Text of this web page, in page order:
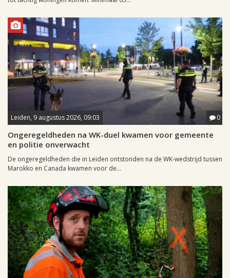
Leiden, 9 augustus 2026, 09:03 0
Ongeregeldheden na WK-duel kwamen voor gemeente
en politie onverwacht
De ongeregeldheden die in Leiden ontstonden na de WK-wedstrijd tussen
Marokko en Canada kwamen voor de...